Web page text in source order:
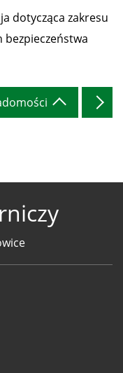
dotycząca zakresu
bezpieczeństwa